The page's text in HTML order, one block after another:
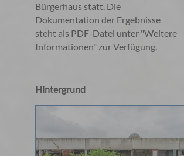
Bürgerhaus statt. Die
Dokumentation der Ergebnisse
steht als PDF-Datei unter "Weitere
Informationen" zur Verfügung.
Hintergrund